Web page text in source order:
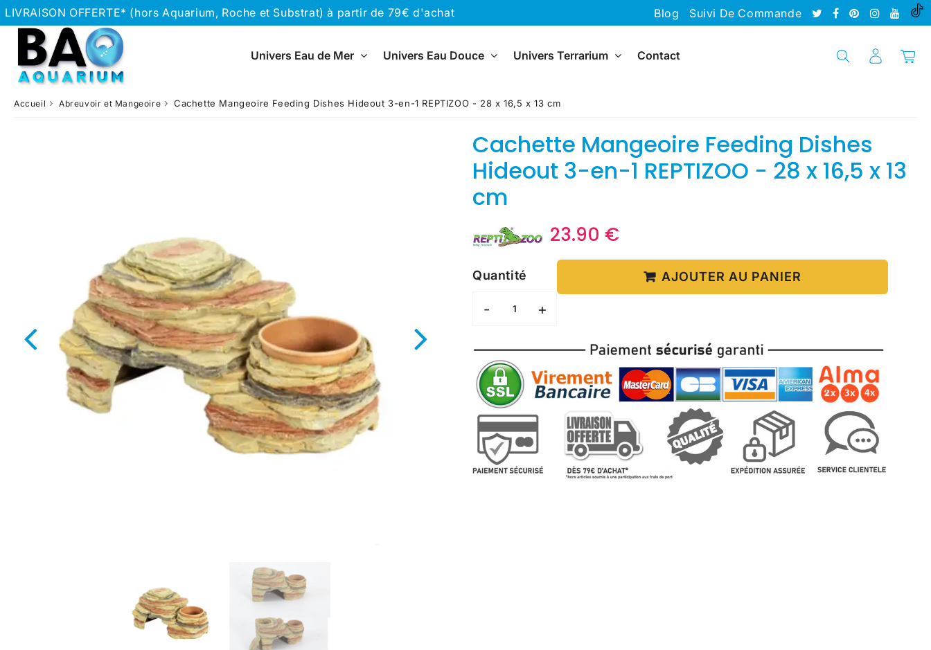
LIVRAISON OFFERTE* (hors Aquarium, Roche et Substrat) à partir de 79€ d'achat Blog Suivi De Commande
Univers Eau de Mer Univers Eau Douce Univers Terrarium Contact
Accueil › Abreuvoir et Mangeoire › Cachette Mangeoire Feeding Dishes Hideout 3-en-1 REPTIZOO - 28 x 16,5 x 13 cm
Cachette Mangeoire Feeding Dishes
Hideout 3-en-1 REPTIZOO - 28 x 16,5 x 13
cm
23.90 €23.90
€price
Quantité
- +
AJOUTER AU PANIER